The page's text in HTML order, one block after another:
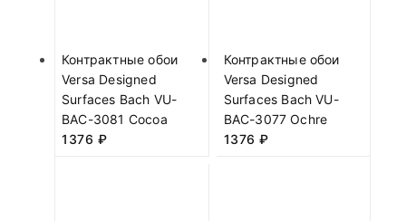
Контрактные обои
Versa Designed
Surfaces Bach VU-
BAC-3081 Cocoa
1376 ₽
Контрактные обои
Versa Designed
Surfaces Bach VU-
BAC-3077 Ochre
1376 ₽